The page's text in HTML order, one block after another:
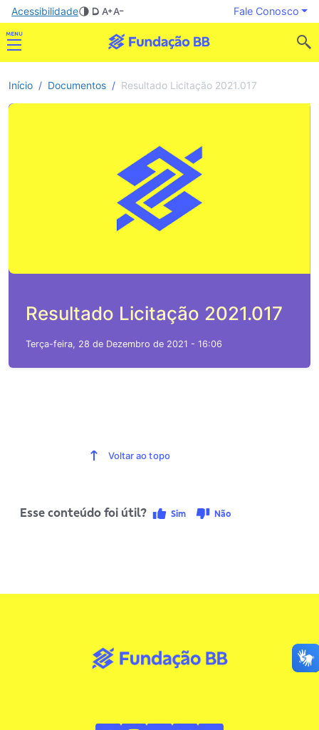
Acessibilidade Fale Conosco
Início Documentos Resultado Licitação 2021.017
Resultado Licitação 2021.017
Terça-feira, 28 de Dezembro de 2021 - 16:06
Voltar ao topo
Esse conteúdo foi útil? Sim Não